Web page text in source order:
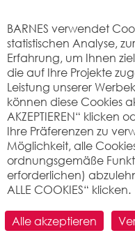
BARNES verwendet
statistischen Analyse,
Erfahrung, um Ihnen
die auf Ihre Projekte
Leistung unserer
können diese Cookies
AKZEPTIEREN“ klicken
Ihre Präferenzen zu
Möglichkeit, alle
ordnungsgemäße
erforderlichen)
ALLE COOKIES“ klicken.
Alle akzeptieren